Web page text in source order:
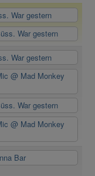
War gestern
War gestern
War gestern
@ Mad Monkey
War gestern
@ Mad Monkey
Bar